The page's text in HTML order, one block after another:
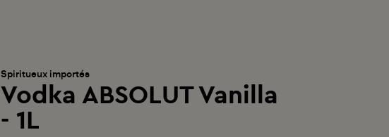
Spiritueux importés
Vodka ABSOLUT Vanilla
- 1L